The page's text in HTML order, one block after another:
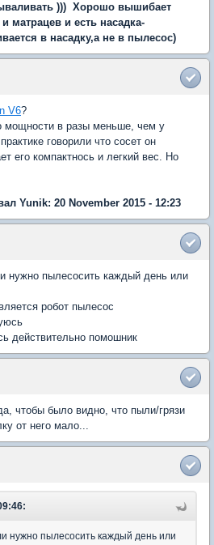
))) Хорошо вышибает
матрацев и есть насадка-
в насадку,а не в пылесос)
V6?
мощности в разы меньше, чем у
говорили что сосет он
его компактнось и легкий вес. Но
Yunik: 20 November 2015 - 12:23
нужно пылесосить каждый день или
робот пылесос
действительно помошник
чтобы было видно, что пыли/грязи
от него мало...
нужно пылесосить каждый день или